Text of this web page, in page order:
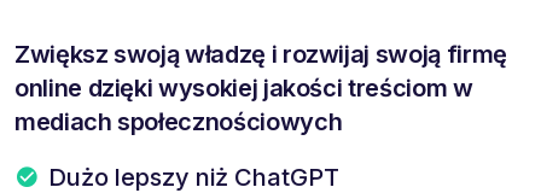
Zwiększ swoją władzę i rozwijaj swoją firmę
online dzięki wysokiej jakości treściom w
mediach społecznościowych
Dużo lepszy niż ChatGPT